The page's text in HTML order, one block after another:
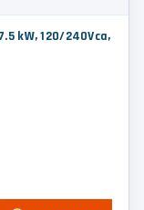
kW, 120/240Vca,